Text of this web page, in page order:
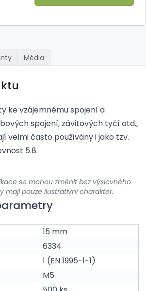
Média
ke vzájemnému spojení a
spojení, závitových tyčí atd.,
velmi často používány i jako tzv.
5.8.
se mohou změnit bez výslovného
mají pouze ilustrativní charakter.
15 mm
6334
1 (EN 1995-1-1)
M5